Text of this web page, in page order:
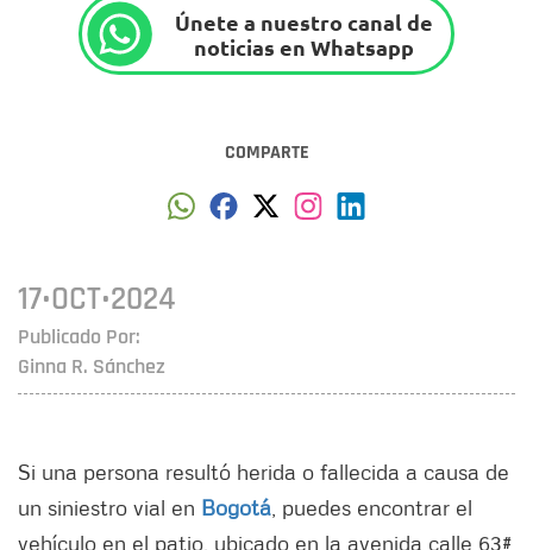
Únete a nuestro canal de
noticias en Whatsapp
COMPARTE
Publicado Por:
Ginna R. Sánchez
17•OCT•2024
Si una persona resultó herida o fallecida a causa de
un siniestro vial en Bogotá , puedes encontrar el
vehículo en el patio, ubicado en la avenida calle 63#